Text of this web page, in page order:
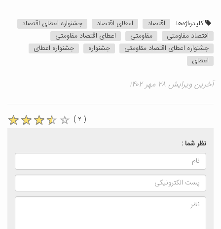
کلیدواژه‌ها: اقتصاد اعطای اقتصاد
جشنواره اعطای اقتصاد
اقتصاد مقاومتی
مقاومتی
اعطای اقتصاد مقاومتی
جشنواره اعطای اقتصاد مقاومتی
جشنواره
جشنواره اعطای
اعطای
آخرین ویرایش ۲۸ مهر ۱۴۰۲
( ۲ )
نظر شما :